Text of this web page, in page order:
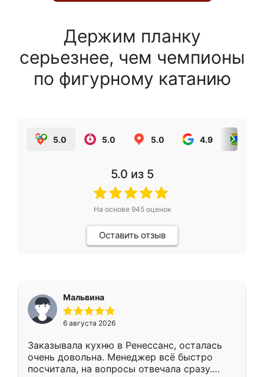
Держим планку
серьезнее, чем чемпионы
по фигурному катанию
5.0 5.0 5.0 4.9
5.0 из 5
На основе 945оценок
Оставить отзыв
Мальвина
6 августа 2026
Заказывала кухню в Ренессанс, осталась
очень довольна. Менеджер всё быстро
посчитала, на вопросы отвечала сразу.